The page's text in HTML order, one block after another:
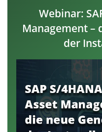
Webinar:
Management –
der